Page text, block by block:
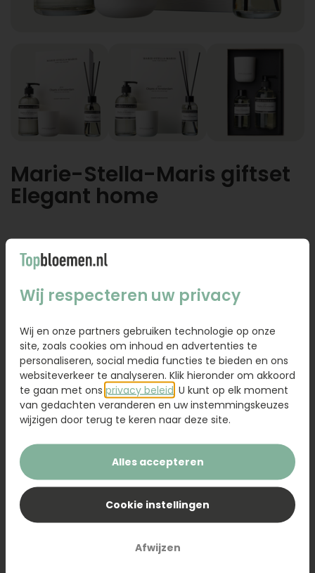
Marie-Stella-Maris giftset
Elegant home
Marie-Stella-Maris giftset Elegant home
Kaartje toevoegen
Voeg een kaart toe met jouw persoonlijke tekst
Voeg toe aan winkelwagen
Pure elegantie voor elke badkamer of woonkamer.
Deze luxe Marie Stella Maris giftset No.12 Objets
d’Amsterdam combineert handzeep, geurstokjes en
een geurkaars in één stijlvol cadeau. Frisse tonen van
groene thee, citrus en salie vullen de ruimte terwijl
Wij respecteren uw privacy
Wij en onze partners gebruiken technologie op onze
site, zoals cookies om inhoud en advertenties te
personaliseren, social media functies te bieden en ons
websiteverkeer te analyseren. Klik hieronder om akkoord
te gaan met ons privacy beleid . U kunt op elk moment
van gedachten veranderen en uw instemmingskeuzes
wijzigen door terug te keren naar deze site.
Alles accepteren
Cookie instellingen
Afwijzen